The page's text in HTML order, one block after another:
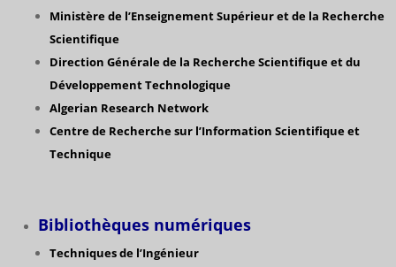
Ministère de l’Enseignement Supérieur et de la Recherche
Scientifique
Direction Générale de la Recherche Scientifiqueet du
Développement Technologique
Algerian Research Network
Centre de Recherche sur l’Information Scientifique et
Technique
Bibliothèques numériques
Techniques de l’Ingénieur